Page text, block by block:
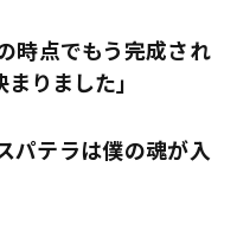
時点でもう完成され
りました」
パテラは僕の魂が入